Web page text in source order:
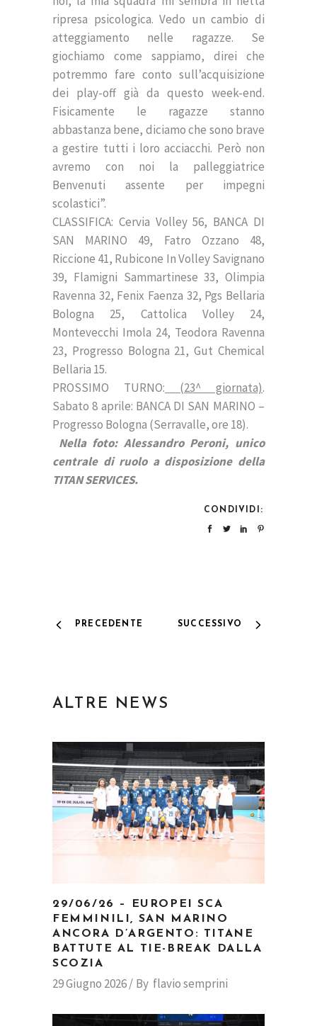
ripresa psicologica. Vedo un cambio di
atteggiamento nelle ragazze. Se
giochiamo come sappiamo, direi che
potremmo fare conto sull’acquisizione
dei play-off già da questo week-end.
Fisicamente le ragazze stanno
abbastanza bene, diciamo che sono brave
a gestire tutti i loro acciacchi. Però non
avremo con noi la palleggiatrice
Benvenuti assente per impegni
scolastici”.
CLASSIFICA: Cervia Volley 56, BANCA DI
SAN MARINO 49, Fatro Ozzano 48,
Riccione 41, Rubicone In Volley Savignano
39, Flamigni Sammartinese 33, Olimpia
Ravenna 32, Fenix Faenza 32, Pgs Bellaria
Bologna 25, Cattolica Volley 24,
Montevecchi Imola 24, Teodora Ravenna
23, Progresso Bologna 21, Gut Chemical
Bellaria 15.
PROSSIMO TURNO: (23^ giornata).
Sabato 8 aprile: BANCA DI SAN MARINO –
Progresso Bologna (Serravalle, ore 18).
Nella foto: Alessandro Peroni, unico
centrale di ruolo a disposizione della
TITAN SERVICES.
CONDIVIDI:
PRECEDENTE SUCCESSIVO
ALTRE NEWS
29/06/26 – EUROPEI SCA
FEMMINILI, SAN MARINO
ANCORA D’ARGENTO: TITANE
BATTUTE AL TIE-BREAK DALLA
SCOZIA
29 Giugno 2026 By flavio semprini